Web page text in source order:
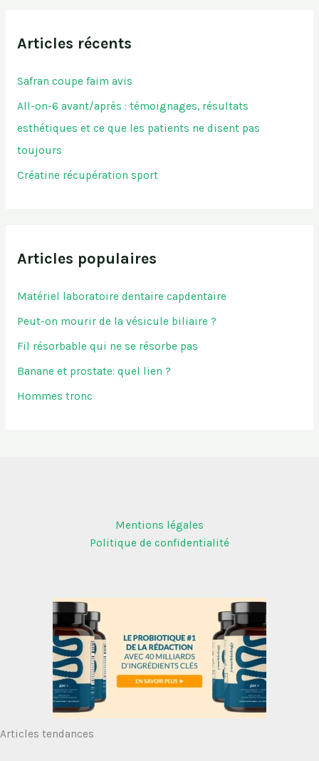
Articles récents
Safran coupe faim avis
All-on-6 avant/après : témoignages, résultats
esthétiques et ce que les patients ne disent pas
toujours
Créatine récupération sport
Articles populaires
Matériel laboratoire dentaire capdentaire
Peut-on mourir de la vésicule biliaire ?
Fil résorbable qui ne se résorbe pas
Banane et prostate: quel lien ?
Hommes tronc
Mentions légales
Politique de confidentialité
Articles tendances